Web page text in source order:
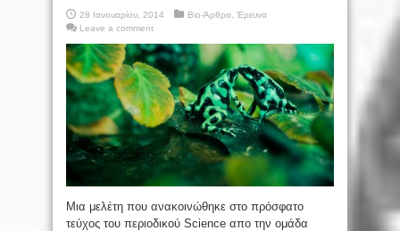
28 Ιανουαρίου, 2014 Βιο-Άρθρα Έρευνα
Leave a comment
Μια μελέτη που ανακοινώθηκε στο πρόσφατο
τεύχος του περιοδικού Science απο την ομάδα